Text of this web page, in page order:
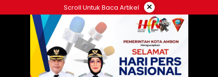
ke
Scroll Untuk Baca Artikel ×